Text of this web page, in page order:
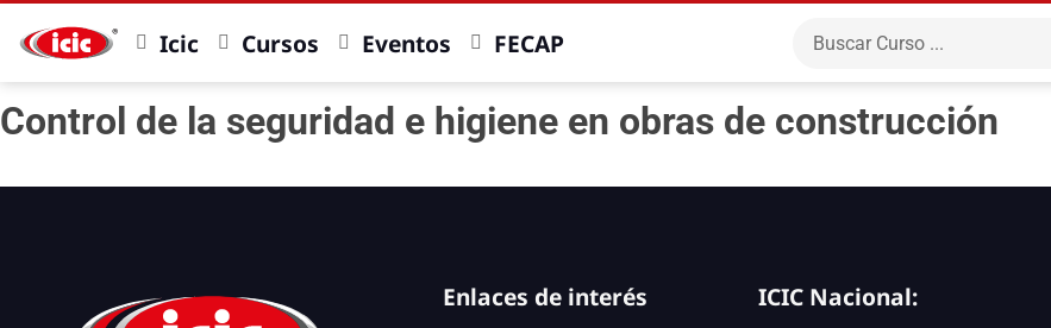
Icic Cursos Eventos FECAP
Control de la seguridad e higiene en obras de construcción
Enlaces de interés ICIC Nacional: